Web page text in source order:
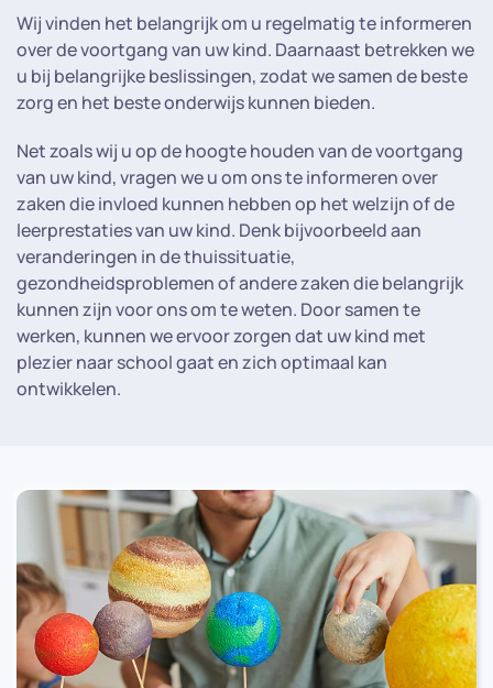
Wij vinden het belangrijk om u regelmatig te informeren
over de voortgang van uw kind. Daarnaast betrekken we
u bij belangrijke beslissingen, zodat we samen de beste
zorg en het beste onderwijs kunnen bieden.
Net zoals wij u op de hoogte houden van de voortgang
van uw kind, vragen we u om ons te informeren over
zaken die invloed kunnen hebben op het welzijn of de
leerprestaties van uw kind. Denk bijvoorbeeld aan
veranderingen in de thuissituatie,
gezondheidsproblemen of andere zaken die belangrijk
kunnen zijn voor ons om te weten. Door samen te
werken, kunnen we ervoor zorgen dat uw kind met
plezier naar school gaat en zich optimaal kan
ontwikkelen.